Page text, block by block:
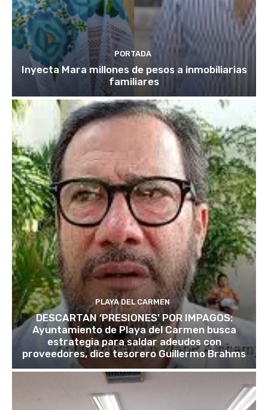
PORTADA
Inyecta Mara millones de pesos a inmobiliarias
familiares
PLAYA DEL CARMEN
DESCARTAN ‘PRESIONES’ POR IMPAGOS:
Ayuntamiento de Playa del Carmen busca
estrategia para saldar adeudos con
proveedores, dice tesorero Guillermo Brahms